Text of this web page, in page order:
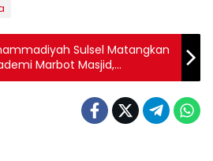
Sulsel Matangkan
Marbot Masjid,
Percontohan Indonesia